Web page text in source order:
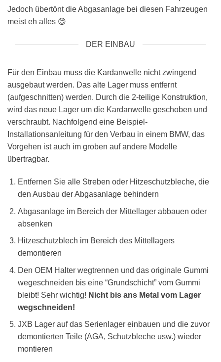
Jedoch übertönt die Abgasanlage bei diesen Fahrzeugen
meist eh alles 😊
DER EINBAU
Für den Einbau muss die Kardanwelle nicht zwingend
ausgebaut werden. Das alte Lager muss entfernt
(aufgeschnitten) werden. Durch die 2-teilige Konstruktion,
wird das neue Lager um die Kardanwelle geschoben und
verschraubt. Nachfolgend eine Beispiel-
Installationsanleitung für den Verbau in einem BMW, das
Vorgehen ist auch im groben auf andere Modelle
übertragbar.
Entfernen Sie alle Streben oder Hitzeschutzbleche, die
den Ausbau der Abgasanlage behindern
Abgasanlage im Bereich der Mittellager abbauen oder
absenken
Hitzeschutzblech im Bereich des Mittellagers
demontieren
Den OEM Halter wegtrennen und das originale Gummi
wegeschneiden bis eine “Grundschicht” vom Gummi
bleibt! Sehr wichtig! Nicht bis ans Metal vom Lager
wegschneiden!
JXB Lager auf das Serienlager einbauen und die zuvor
demontierten Teile (AGA, Schutzbleche usw.) wieder
montieren